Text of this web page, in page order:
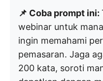
📌 Coba prompt ini:
webinar untuk
ingin memahami
pemasaran. Jaga
200 kata, soroti